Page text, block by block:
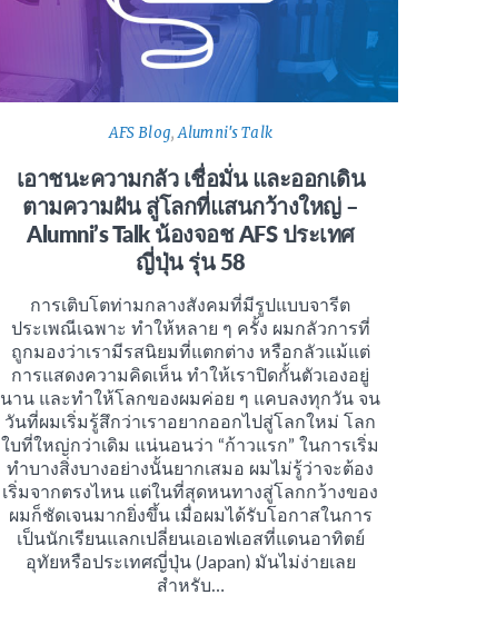
AFS Blog,Alumni's Talk
เอาชนะความกลัว เชื่อมั่น และออกเดิน
ตามความฝัน สู่โลกที่แสนกว้างใหญ่ –
Alumni’s Talk น้องจอช AFS ประเทศ
ญี่ปุ่น รุ่น 58
การเติบโตท่ามกลางสังคมที่มีรูปแบบจารีต
ประเพณีเฉพาะ ทำให้หลาย ๆ ครั้ง ผมกลัวการที่
ถูกมองว่าเรามีรสนิยมที่แตกต่าง หรือกลัวแม้แต่
การแสดงความคิดเห็น ทำให้เราปิดกั้นตัวเองอยู่
นาน และทำให้โลกของผมค่อย ๆ แคบลงทุกวัน จน
วันที่ผมเริ่มรู้สึกว่าเราอยากออกไปสู่โลกใหม่ โลก
ใบที่ใหญ่กว่าเดิม แน่นอนว่า “ก้าวแรก” ในการเริ่ม
ทำบางสิ่งบางอย่างนั้นยากเสมอ ผมไม่รู้ว่าจะต้อง
เริ่มจากตรงไหน แต่ในที่สุดหนทางสู่โลกกว้างของ
ผมก็ชัดเจนมากยิ่งขึ้น เมื่อผมได้รับโอกาสในการ
เป็นนักเรียนแลกเปลี่ยนเอเอฟเอสที่แดนอาทิตย์
อุทัยหรือประเทศญี่ปุ่น (Japan) มันไม่ง่ายเลย
สำหรับ…